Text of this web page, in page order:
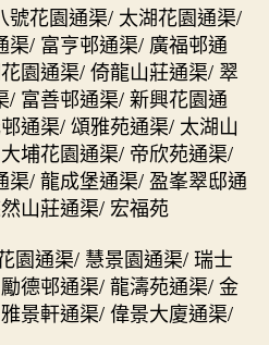
號花園通渠/ 太湖花園通渠/
渠/ 富亨邨通渠/ 廣福邨通
園通渠/ 倚龍山莊通渠/ 翠
富善邨通渠/ 新興花園通
通渠/ 頌雅苑通渠/ 太湖山
埔花園通渠/ 帝欣苑通渠/
/ 龍成堡通渠/ 盈峯翠邸通
山莊通渠/ 宏福苑
園通渠/ 慧景園通渠/ 瑞士
德邨通渠/ 龍濤苑通渠/ 金
景軒通渠/ 偉景大廈通渠/